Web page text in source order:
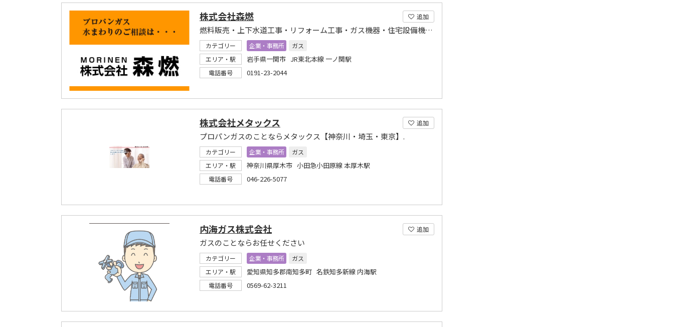
追加
株式会社森燃
燃料販売・上下水道工事・リフォーム工事・ガス機器・住宅設備機器の販売と施工
カテゴリー 企業・事務所
ガス
エリア・駅
岩手県一関市 JR東北本線 一ノ関駅
電話番号 0191-23-2044
追加
株式会社メタックス
プロパンガスのことならメタックス【神奈川・埼玉・東京】.
カテゴリー 企業・事務所
ガス
エリア・駅
神奈川県厚木市 小田急小田原線 本厚木駅
電話番号 046-226-5077
追加
内海ガス株式会社
ガスのことならお任せください
カテゴリー 企業・事務所
ガス
エリア・駅
愛知県知多郡南知多町 名鉄知多新線 内海駅
電話番号 0569-62-3211